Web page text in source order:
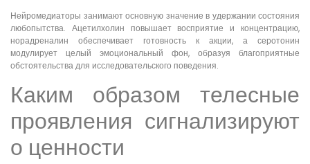
Нейромедиаторы занимают основную значение в удержании состояния
любопытства. Ацетилхолин повышает восприятие и концентрацию,
норадреналин обеспечивает готовность к акции, а серотонин
модулирует целый эмоциональный фон, образуя благоприятные
обстоятельства для исследовательского поведения.
Каким образом телесные
проявления сигнализируют
о ценности